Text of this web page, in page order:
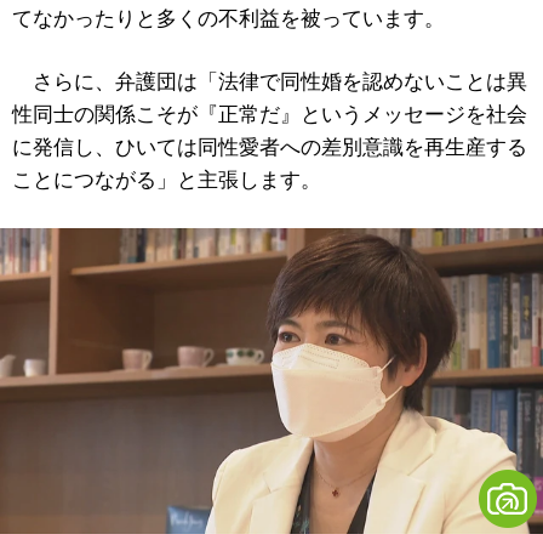
てなかったりと多くの不利益を被っています。
さらに、弁護団は「法律で同性婚を認めないことは異
性同士の関係こそが『正常だ』というメッセージを社会
に発信し、ひいては同性愛者への差別意識を再生産する
ことにつながる」と主張します。